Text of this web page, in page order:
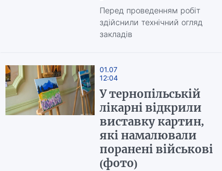
Перед проведенням робіт
здійснили технічний огляд
закладів
01.07
12:04
У тернопільській
лікарні відкрили
виставку картин,
які намалювали
поранені військові
(фото)